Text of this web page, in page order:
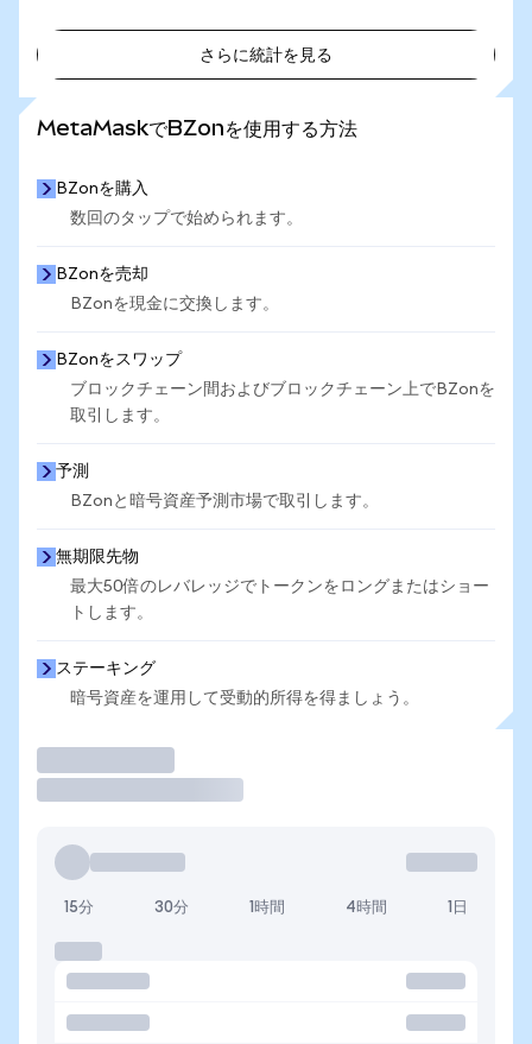
さらに統計を見る
MetaMaskでBZonを使用する方法
BZonを購入
数回のタップで始められます。
BZonを売却
BZonを現金に交換します。
BZonをスワップ
ブロックチェーン間およびブロックチェーン上でBZonを
取引します。
予測
BZonと暗号資産予測市場で取引します。
無期限先物
最大50倍のレバレッジでトークンをロングまたはショー
トします。
ステーキング
暗号資産を運用して受動的所得を得ましょう。
15分 30分 1時間 4時間 1日